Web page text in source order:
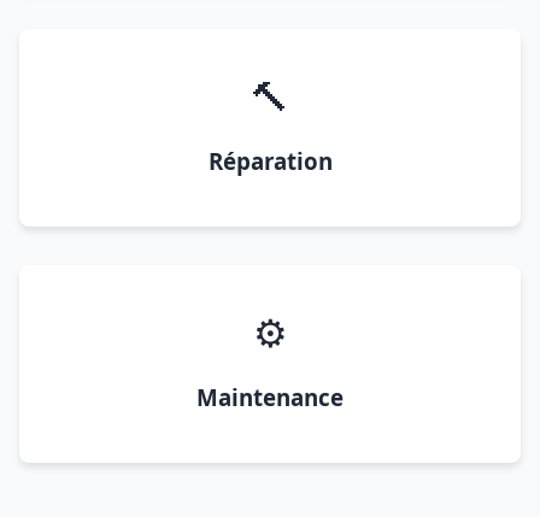
🔨
Réparation
⚙️
Maintenance